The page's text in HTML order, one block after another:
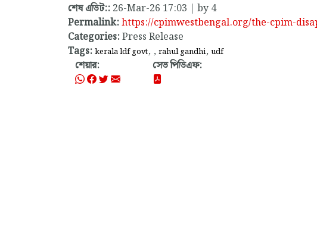
শেষ এডিট:: 26-Mar-26 17:03 | by 4
Permalink:https://cpimwestbengal.org/the-cpim-
Categories:Press Release
Tags: kerala ldf govt, , rahul gandhi, udf
শেয়ার: সেভ পিডিএফ: